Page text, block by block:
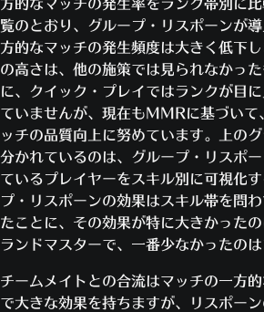
方的なマッチの発生率をランク帯別に
覧のとおり、グループ・リスポーンが
方的なマッチの発生頻度は大きく低下
の高さは、他の施策では見られなかっ
に、クイック・プレイではランクが目
ていませんが、現在もMMRに基づいて
ッチの品質向上に努めています。上の
分かれているのは、グループ・リスポ
ているプレイヤーをスキル別に可視化
プ・リスポーンの効果はスキル帯を問
たことに、その効果が特に大きかった
ランドマスターで、一番少なかったの
チームメイトとの合流はマッチの一方
で大きな効果を持ちますが、リスポー